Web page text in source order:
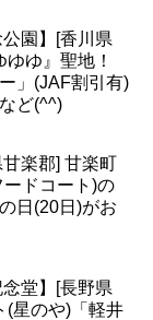
公園】[香川県
ゆ』聖地！
」(JAF割引有)
ど(^^)
甘楽郡] 甘楽町
ドコート)の
日(20日)がお
念堂】[長野県
(星のや)「軽井